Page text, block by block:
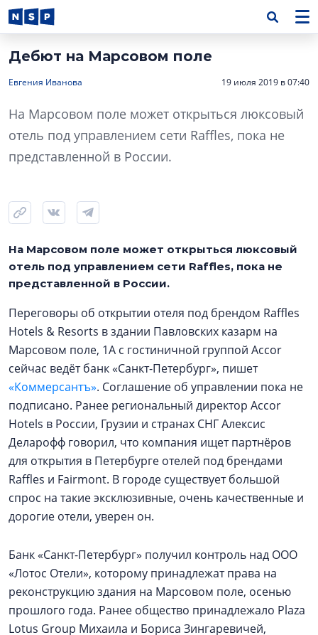
Дебют на Марсовом поле
Евгения Иванова 19 июля 2019 в 07:40
На Марсовом поле может открыться люксовый
отель под управлением сети Raffles, пока не
представленной в России.
На Марсовом поле может открыться люксовый
отель под управлением сети Raffles, пока не
представленной в России.
Переговоры об открытии отеля под брендом Raffles
Hotels & Resorts в здании Павловских казарм на
Марсовом поле, 1А с гостиничной группой Accor
сейчас ведёт банк «Санкт-Петербург», пишет
«Коммерсантъ». Соглашение об управлении пока не
подписано. Ранее региональный директор Accor
Hotels в России, Грузии и странах СНГ Алексис
Деларофф говорил, что компания ищет партнёров
для открытия в Петербурге отелей под брендами
Raffles и Fairmont. В городе существует большой
спрос на такие эксклюзивные, очень качественные и
дорогие отели, уверен он.
Банк «Санкт-Петербург» получил контроль над ООО
«Лотос Отели», которому принадлежат права на
реконструкцию здания на Марсовом поле, осенью
прошлого года. Ранее общество принадлежало Plaza
Lotus Group Михаила и Бориса Зингаревичей,